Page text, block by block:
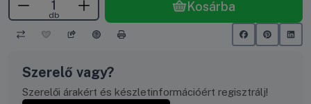
db
Kosárba
Szerelő vagy?
Szerelői árakért és készletinformációért regisztrálj!